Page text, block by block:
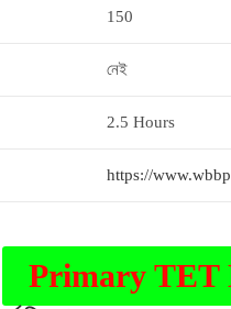
150
নেই
2.5 Hours
https://
Primary TET